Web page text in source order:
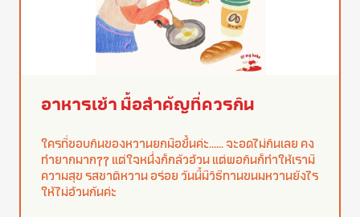
อาหารเช้า มื้อสำคัญที่ควรกิน
ใครที่ชอบกินของหวานยกมือขึ้นค่ะ...... จะอดไม่กินเลย คง
ทำยากมากๆๆ แต่ใจหนึ่งก็กลัวอ้วน แต่พอกินก็ทำให้เรามี
ความสุข รสชาติหวาน อร่อย วันนี้มีวิธีทานขนมหวานยังไร
ให้ไม่อ้วนกันค่ะ